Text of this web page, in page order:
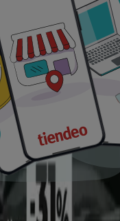
y bricolaje
de olivacomida
bomba de agua
tu ciudad
Valencia
Mallorca
Canaria
Córdoba